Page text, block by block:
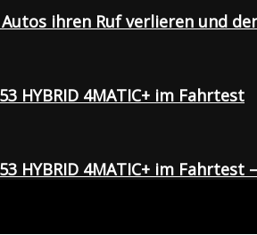
ihren Ruf verlieren und
HYBRID 4MATIC+ im Fahrtest
HYBRID 4MATIC+ im Fahrtest